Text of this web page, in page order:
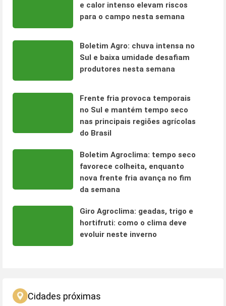
e calor intenso elevam riscos
para o campo nesta semana
Boletim Agro: chuva intensa no
Sul e baixa umidade desafiam
produtores nesta semana
Frente fria provoca temporais
no Sul e mantém tempo seco
nas principais regiões agrícolas
do Brasil
Boletim Agroclima: tempo seco
favorece colheita, enquanto
nova frente fria avança no fim
da semana
Giro Agroclima: geadas, trigo e
hortifruti: como o clima deve
evoluir neste inverno
Cidades próximas